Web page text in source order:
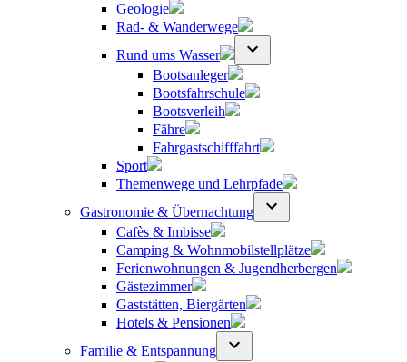
Geologie
Rad- & Wanderwege
Rund ums Wasser
Bootsanleger
Bootsfahrschule
Bootsverleih
Fähre
Fahrgastschifffahrt
Sport
Themenwege und Lehrpfade
Gastronomie & Übernachtung
Cafès & Imbisse
Camping & Wohnmobilstellplätze
Ferienwohnungen & Jugendherbergen
Gästezimmer
Gaststätten, Biergärten
Hotels & Pensionen
Familie & Entspannung